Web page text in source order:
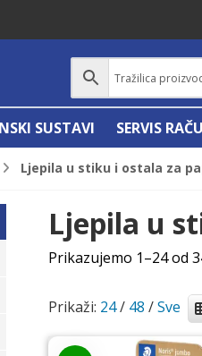
SUSTAVI SERVIS
Ljepila u stiku i ostala za
Ljepila u
Prikazujemo 1–24 od
Prikaži: 24/ 48 /